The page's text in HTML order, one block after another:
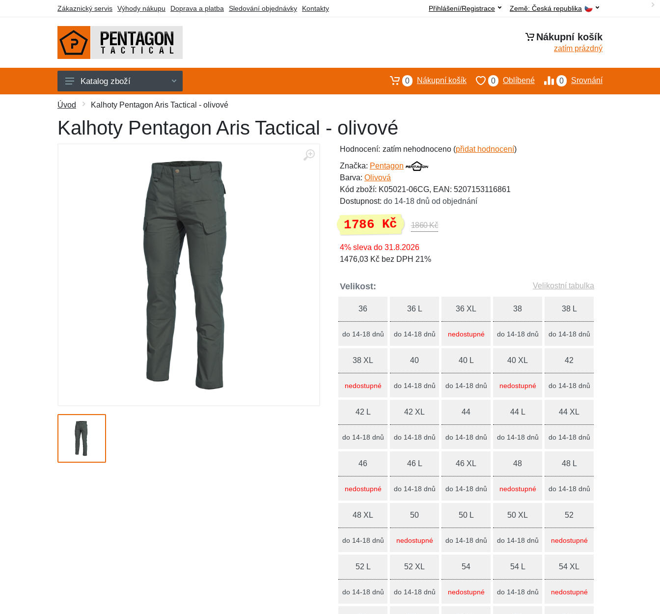
Zákaznický servis Výhody nákupu Doprava a platba Sledování objednávky Kontakty Země: Česká republika
Přihlášení/Registrace
Nákupní košík
zatím prázdný
Pánské
Dámské
Katalog zboží 0 Srovnání
0 Oblíbené
0 Nákupní košík
Úvod Kalhoty Pentagon Aris Tactical - olivové
Kalhoty Pentagon Aris Tactical - olivové
Hodnocení: zatím nehodnoceno (přidat hodnocení)
Značka: Pentagon
Barva: Olivová
Kód zboží: K05021-06CG, EAN: 5207153116861
Dostupnost: do 14-18 dnů od objednání
1786 Kč 1860 Kč
4% sleva do 31.8.2026
1476,03 Kč bez DPH 21%
Velikost: Velikostní tabulka
36
do 14-18 dnů
36 L
do 14-18 dnů
36 XL
nedostupné
38
do 14-18 dnů
38 L
do 14-18 dnů
38 XL
nedostupné
40
do 14-18 dnů
40 L
do 14-18 dnů
40 XL
nedostupné
42
do 14-18 dnů
42 L
do 14-18 dnů
42 XL
do 14-18 dnů
44
do 14-18 dnů
44 L
do 14-18 dnů
44 XL
do 14-18 dnů
46
nedostupné
46 L
do 14-18 dnů
46 XL
do 14-18 dnů
48
nedostupné
48 L
do 14-18 dnů
48 XL
do 14-18 dnů
50
nedostupné
50 L
do 14-18 dnů
50 XL
do 14-18 dnů
52
nedostupné
52 L
do 14-18 dnů
52 XL
do 14-18 dnů
54
nedostupné
54 L
do 14-18 dnů
54 XL
nedostupné